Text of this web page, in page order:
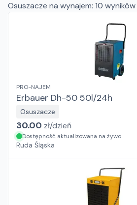
Osuszacze na wynajem: 10 wyników
PRO-NAJEM
Erbauer Dh-50 50l/24h
Osuszacze
30.00 zł/dzień
Dostępność aktualizowana na żywo
Ruda Śląska